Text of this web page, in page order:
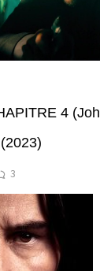
4
3